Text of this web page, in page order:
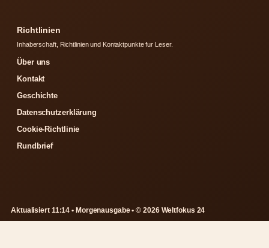
Richtlinien
Inhaberschaft, Richtlinien und Kontaktpunkte fur Leser.
Über uns
Kontakt
Geschichte
Datenschutzerklärung
Cookie-Richtlinie
Rundbrief
Aktualisiert 11:14 • Morgenausgabe • © 2026 Weltfokus 24